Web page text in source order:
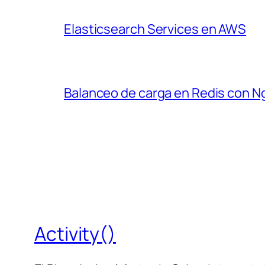
Elasticsearch Services en AWS
Balanceo de carga en Redis con
Activity()